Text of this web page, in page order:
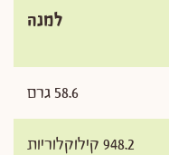
למנה
58.6 גרם
948.2 קילוקלוריות